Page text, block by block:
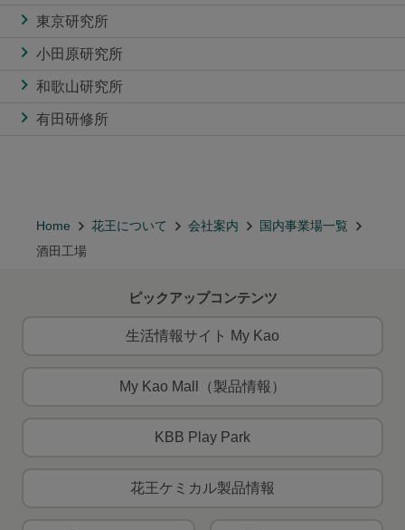
東京研究所
小田原研究所
和歌山研究所
有田研修所
Home 花王について 会社案内
国内事業場一覧
酒田工場
ピックアップコンテンツ
生活情報サイト My Kao
My Kao Mall（製品情報）
KBB Play Park
花王ケミカル製品情報